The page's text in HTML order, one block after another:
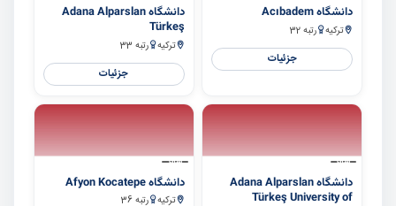
دانشگاه Acıbadem
ترکیه رتبه 32
جزئیات
دانشگاه Adana Alparslan
Türkeş
ترکیه رتبه 33
جزئیات
سایر
دانشگاه Adana Alparslan
Türkeş University of
سایر
دانشگاه Afyon Kocatepe
ترکیه رتبه 36